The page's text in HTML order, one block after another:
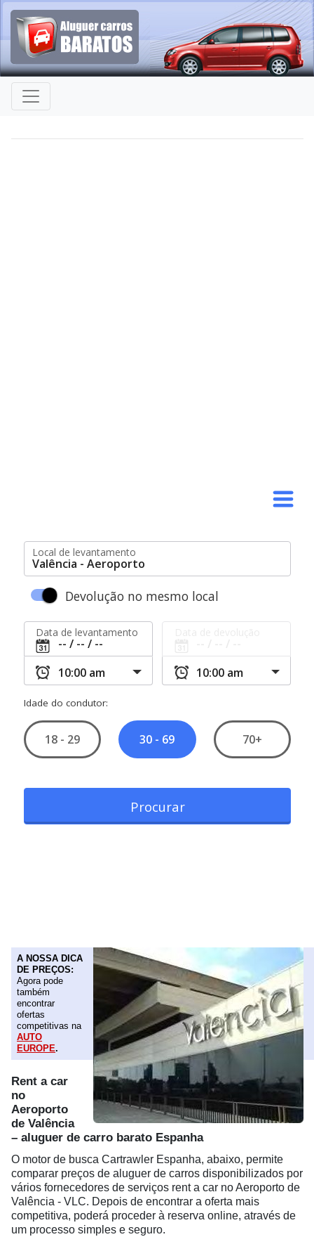
A NOSSA DICA
DE PREÇOS:
Agora pode
também
encontrar
ofertas
competitivas na
AUTO
EUROPE.
Rent a car
no
Aeroporto
de Valência
– aluguer de carro barato Espanha
O motor de busca Cartrawler Espanha, abaixo, permite
comparar preços de aluguer de carros disponibilizados por
vários fornecedores de serviços rent a car no Aeroporto de
Valência - VLC. Depois de encontrar a oferta mais
competitiva, poderá proceder à reserva online, através de
um processo simples e seguro.